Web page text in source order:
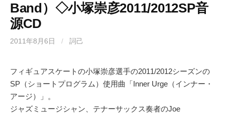
Band）◇小塚崇彦2011/2012SP音
源CD
2011年8月6日 / 詞己
フィギュアスケートの小塚崇彦選手の2011/2012シーズンの
SP（ショートプログラム）使用曲「Inner Urge（インナー・
アージ）」。
ジャズミュージシャン、テナーサックス奏者のJoe